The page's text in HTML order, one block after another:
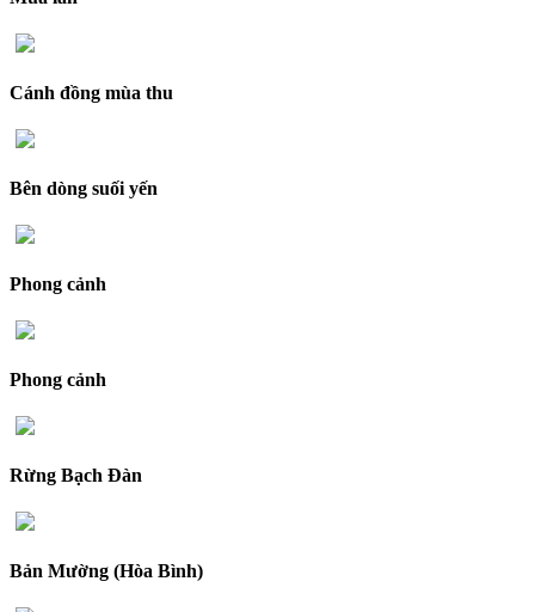
Cánh đồng mùa thu
Bên dòng suối yến
Phong cảnh
Phong cảnh
Rừng Bạch Đàn
Bản Mường (Hòa Bình)